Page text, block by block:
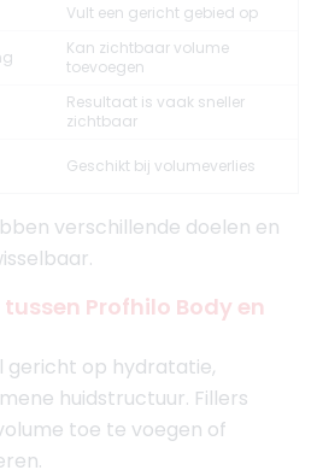
Vult een gericht gebied op
Kan zichtbaar volume
toevoegen
Resultaat is vaak sneller
zichtbaar
Geschikt bij volumeverlies
verschillende doelen en
Profhilo Body en
gericht op hydratatie,
huidstructuur. Fillers
toe te voegen of